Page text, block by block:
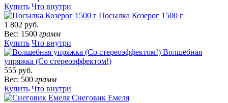
Купить Что внутри
Посылка Козерог 1500 г
1 802 руб.
Вес: 1500 грамм
Купить Что внутри
Волшебная
упряжка (Со стереоэффектом!)
555 руб.
Вес: 500 грамм
Купить Что внутри
Снеговик Емеля